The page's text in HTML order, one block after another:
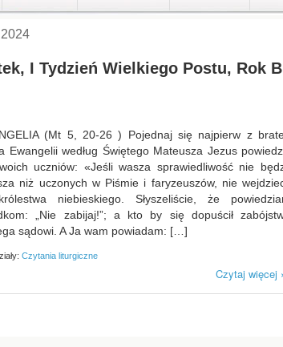
I Tydzień Wielkiego Postu, Rok
(Mt 5, 20-26 ) Pojednaj się najpierw z
Ewangelii według Świętego Mateusza Jezus
uczniów: «Jeśli wasza sprawiedliwość nie
niż uczonych w Piśmie i faryzeuszów, nie
niebieskiego. Słyszeliście, że
„Nie zabijaj!”; a kto by się dopuścił
sądowi. A Ja wam powiadam: […]
Czytania liturgiczne
Czytaj więcej